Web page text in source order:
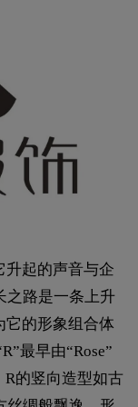
升起的声音与企
之路是一条上升
它的形象组合体
最早由“Rose”
的竖向造型如古